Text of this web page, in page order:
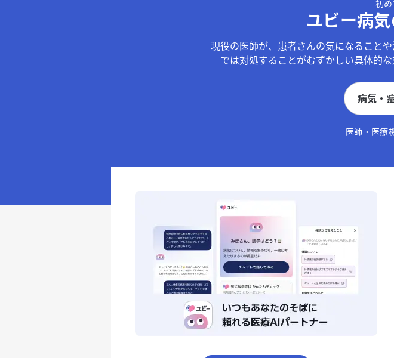
初
ユビー病
現役の医師が、患者さんの気になること
では対処することがむずかしい具体的
病気・
医師・医療